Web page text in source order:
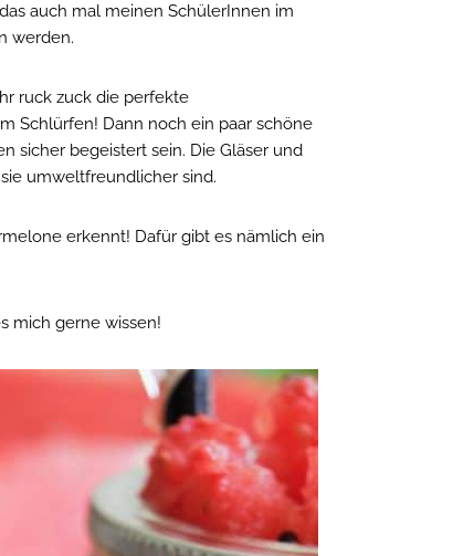
auch mal meinen SchülerInnen im
werden.
ruck zuck die perfekte
Schlürfen! Dann noch ein paar schöne
sicher begeistert sein. Die Gläser und
umweltfreundlicher sind.
erkennt! Dafür gibt es nämlich ein
mich gerne wissen!